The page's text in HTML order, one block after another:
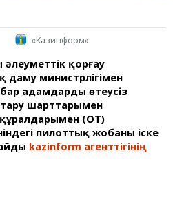
«Казинформ»
қорғау
даму министрлігімен
бар адамдарды өтеусіз
шарттарымен
(ОТҚ)
пилоттық жобаны іске
kazinform агенттігінің